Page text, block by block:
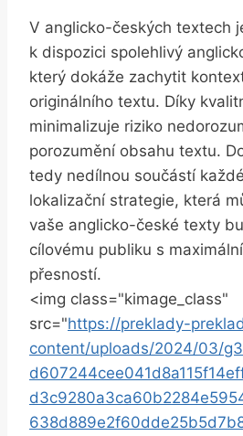
V anglicko-českých textech
k dispozici spolehlivý
který dokáže zachytit
originálního textu. Díky
minimalizuje riziko
porozumění obsahu textu.
tedy nedílnou součástí
lokalizační strategie, která
vaše anglicko-české texty
cílovému publiku s
přesností.
<img class="kimage_class"
src="https://preklady-
content/uploads/2024/03/